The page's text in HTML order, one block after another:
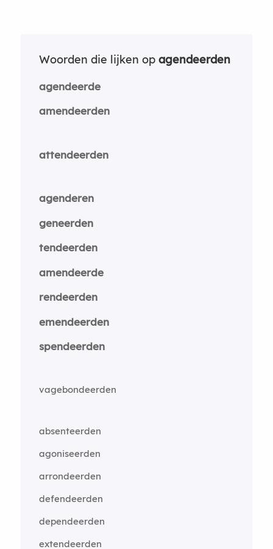
Woorden die lijken op agendeerden
agendeerde
amendeerden
attendeerden
agenderen
geneerden
tendeerden
amendeerde
rendeerden
emendeerden
spendeerden
vagebondeerden
absenteerden
agoniseerden
arrondeerden
defendeerden
dependeerden
extendeerden